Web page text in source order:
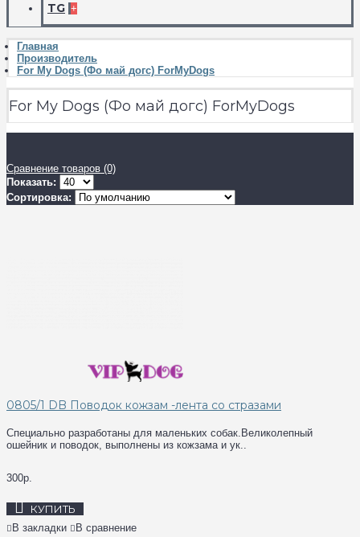
TG +
Главная
Производитель
For My Dogs (Фо май догс) ForMyDogs
For My Dogs (Фо май догс) ForMyDogs
Сравнение товаров (0)
Показать:
Сортировка:
0805/1 DB Поводок кожзам -лента со стразами
Специально разработаны для маленьких собак.Великолепный
ошейник и поводок, выполнены из кожзама и ук..
300р.
КУПИТЬ
В закладки В сравнение